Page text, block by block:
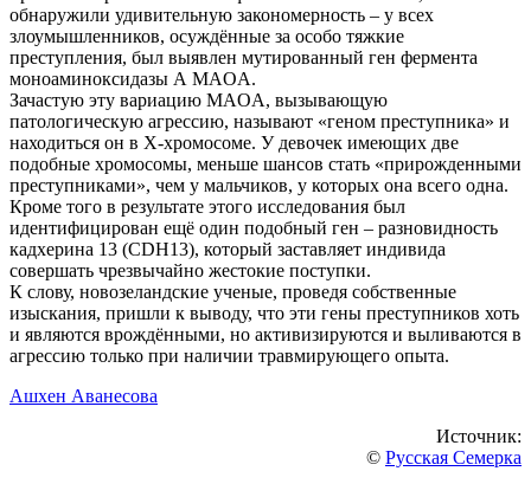
обнаружили удивительную закономерность – у всех
злоумышленников, осуждённые за особо тяжкие
преступления, был выявлен мутированный ген фермента
моноаминоксидазы А MAOA.
Зачастую эту вариацию MAOA, вызывающую
патологическую агрессию, называют «геном преступника» и
находиться он в X-хромосоме. У девочек имеющих две
подобные хромосомы, меньше шансов стать «прирожденными
преступниками», чем у мальчиков, у которых она всего одна.
Кроме того в результате этого исследования был
идентифицирован ещё один подобный ген – разновидность
кадхерина 13 (CDH13), который заставляет индивида
совершать чрезвычайно жестокие поступки.
К слову, новозеландские ученые, проведя собственные
изыскания, пришли к выводу, что эти гены преступников хоть
и являются врождёнными, но активизируются и выливаются в
агрессию только при наличии травмирующего опыта.
Ашхен Аванесова
Источник:
© Русская Семерка